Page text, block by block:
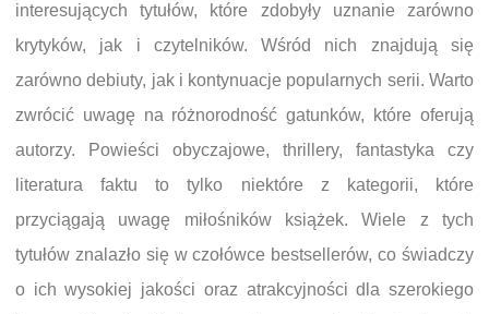
interesujących tytułów, które zdobyły uznanie zarówno
krytyków, jak i czytelników. Wśród nich znajdują się
zarówno debiuty, jak i kontynuacje popularnych serii. Warto
zwrócić uwagę na różnorodność gatunków, które oferują
autorzy. Powieści obyczajowe, thrillery, fantastyka czy
literatura faktu to tylko niektóre z kategorii, które
przyciągają uwagę miłośników książek. Wiele z tych
tytułów znalazło się w czołówce bestsellerów, co świadczy
o ich wysokiej jakości oraz atrakcyjności dla szerokiego